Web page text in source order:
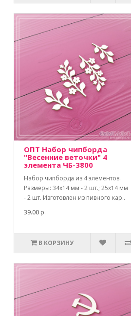
ОПТ Набор чипборда
"Весенние веточки" 4
элемента ЧБ-3800
Набор чипборда из 4 элементов.
Размеры: 34х14 мм - 2 шт.; 25х14 мм
- 2 шт. Изготовлен из пивного кар..
39.00 р.
В КОРЗИНУ